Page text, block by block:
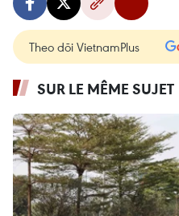
Theo dõi VietnamPlus
SUR LE MÊME SUJET